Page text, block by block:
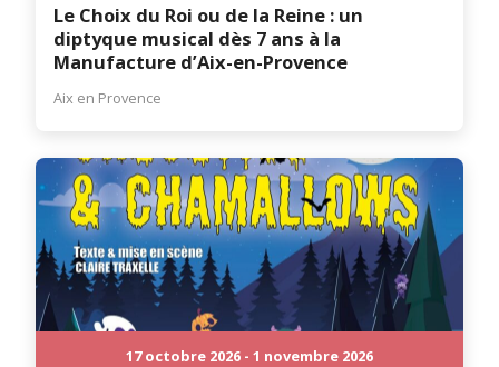
Le Choix du Roi ou de la Reine : un
diptyque musical dès 7 ans à la
Manufacture d’Aix-en-Provence
Aix en Provence
17 octobre 2026 - 1 novembre 2026